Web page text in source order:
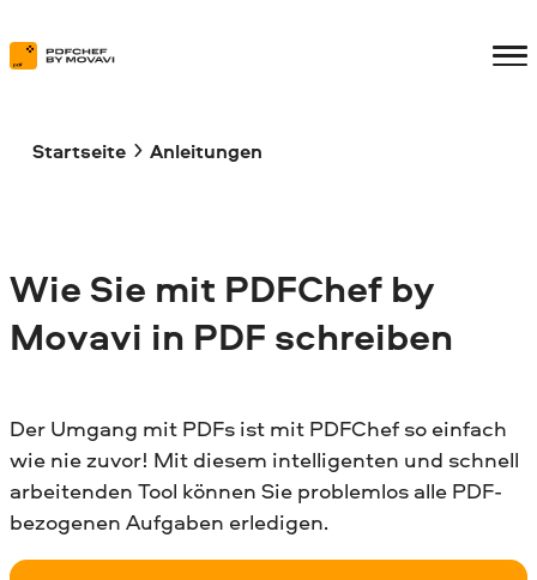
Startseite Anleitungen
Wie Sie mit PDFChef by
Movavi in PDF schreiben
Der Umgang mit PDFs ist mit PDFChef so einfach
wie nie zuvor! Mit diesem intelligenten und schnell
arbeitenden Tool können Sie problemlos alle PDF-
bezogenen Aufgaben erledigen.